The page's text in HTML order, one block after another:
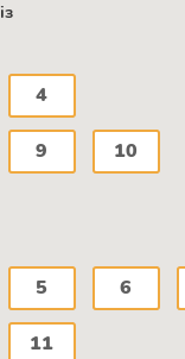
4
9 10
5 6
11